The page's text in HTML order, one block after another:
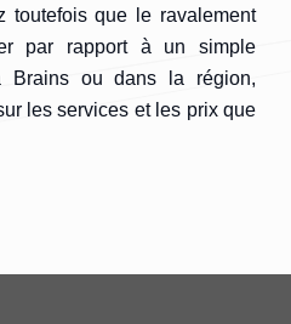
toutefois que le ravalement
par rapport à un simple
Brains ou dans la région,
les services et les prix que